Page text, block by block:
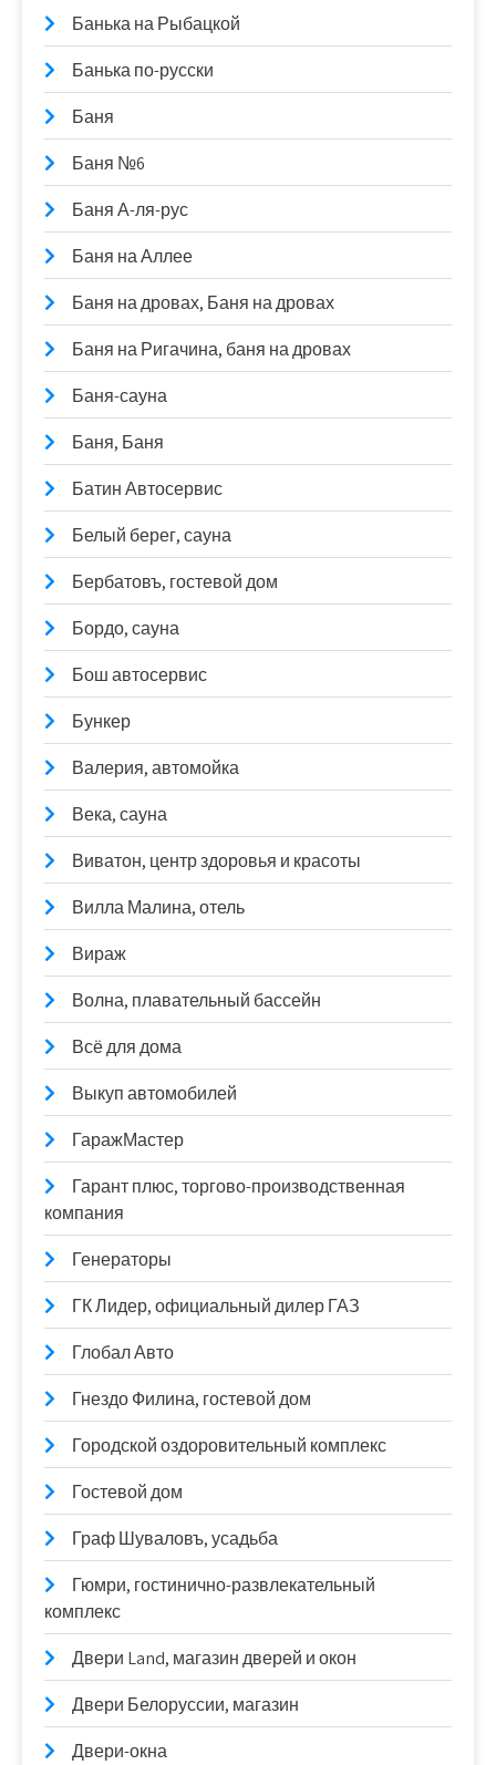
Банька на Рыбацкой
Банька по-русски
Баня
Баня №6
Баня А-ля-рус
Баня на Аллее
Баня на дровах, Баня на дровах
Баня на Ригачина, баня на дровах
Баня-сауна
Баня, Баня
Батин Автосервис
Белый берег, сауна
Бербатовъ, гостевой дом
Бордо, сауна
Бош автосервис
Бункер
Валерия, автомойка
Века, сауна
Виватон, центр здоровья и красоты
Вилла Малина, отель
Вираж
Волна, плавательный бассейн
Всё для дома
Выкуп автомобилей
ГаражМастер
Гарант плюс, торгово-производственная
компания
Генераторы
ГК Лидер, официальный дилер ГАЗ
Глобал Авто
Гнездо Филина, гостевой дом
Городской оздоровительный комплекс
Гостевой дом
Граф Шуваловъ, усадьба
Гюмри, гостинично-развлекательный
комплекс
Двери Land, магазин дверей и окон
Двери Белоруссии, магазин
Двери-окна